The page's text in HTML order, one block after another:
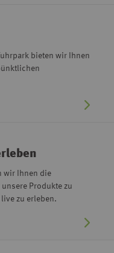
bieten wir Ihnen
wir Ihnen die
Produkte zu
zu erleben.